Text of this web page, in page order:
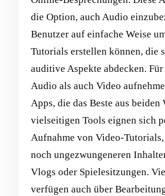
die Option, auch Audio
Benutzer auf einfache Weise
Tutorials erstellen können, die
auditive Aspekte abdecken.
Audio als auch Video
Apps, die das Beste aus beiden
vielseitigen Tools eignen sich
Aufnahme von Video-
noch ungezwungeneren
Vlogs oder Spielesitzungen.
verfügen auch über